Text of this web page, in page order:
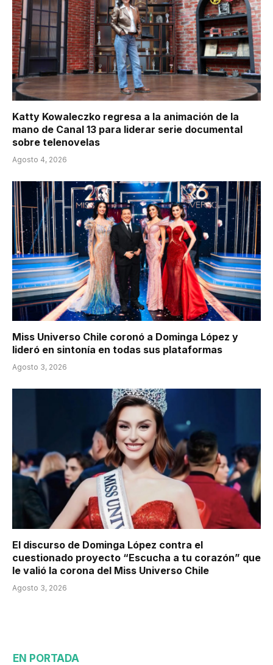
Katty Kowaleczko regresa a la animación de la
mano de Canal 13 para liderar serie documental
sobre telenovelas
Agosto 4, 2026
Miss Universo Chile coronó a Dominga López y
lideró en sintonía en todas sus plataformas
Agosto 3, 2026
El discurso de Dominga López contra el
cuestionado proyecto “Escucha a tu corazón” que
le valió la corona del Miss Universo Chile
Agosto 3, 2026
EN PORTADA